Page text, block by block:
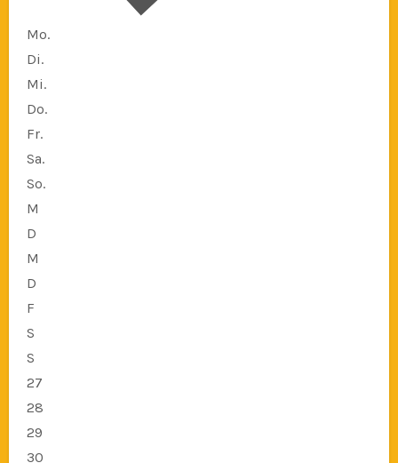
Mo.
Di.
Mi.
Do.
Fr.
Sa.
So.
M
D
M
D
F
S
S
27
28
29
30